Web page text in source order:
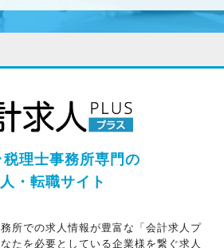
税理士事務所専門の
・転職サイト
所での求人情報が豊富な「会計求人プ
たを必要としている企業様を繋ぐ求人